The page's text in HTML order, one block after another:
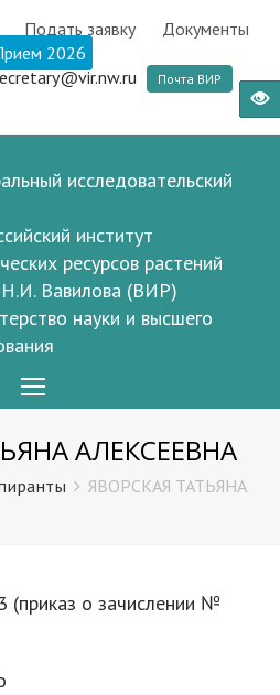
Подать заявку
Документы
2026
Почта ВИР
исследовательский
институт
ресурсов растений
Вавилова (ВИР)
науки и высшего
MenuАЛЕКСЕЕВНА
ЯВОРСКАЯ ТАТЬЯНА
(приказ о зачислении №